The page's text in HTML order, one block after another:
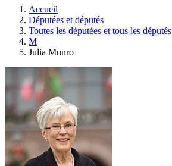
législative.
Accueil
Députées et députés
Toutes les députées et tous les députés
M
Julia Munro